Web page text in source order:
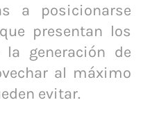
a posicionarse
presentan los
la generación de
al máximo
evitar.